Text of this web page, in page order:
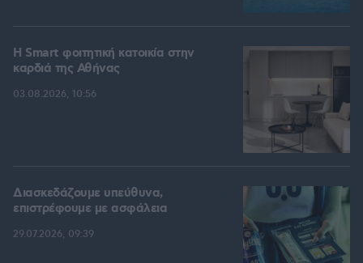
Η Smart φοιτητική κατοικία στην
καρδιά της Αθήνας
03.08.2026, 10:56
Διασκεδάζουμε υπεύθυνα,
επιστρέφουμε με ασφάλεια
29.07.2026, 09:39